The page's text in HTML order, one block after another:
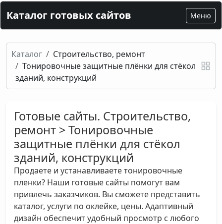
Каталог готовых сайтов Меню
Каталог
Строительство, ремонт
Тонировочные защитные плёнки для стёкол
зданий, конструкций
Готовые сайты. Строительство,
ремонт > Тонировочные
защитные плёнки для стёкол
зданий, конструкций
Продаете и устанавливаете тонировочные
пленки? Наши готовые сайты помогут вам
привлечь заказчиков. Вы сможете представить
каталог, услуги по оклейке, цены. Адаптивный
дизайн обеспечит удобный просмотр с любого